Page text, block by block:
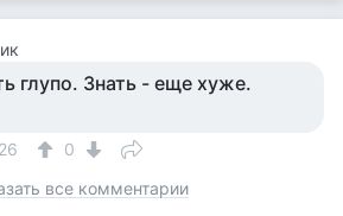
глупо. Знать - еще хуже.
26
0
все комментарии